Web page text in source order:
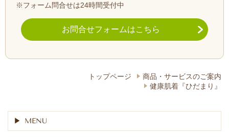
※フォーム問合せは24時間受付中
お問合せフォームはこちら
トップページ
商品・サービスのご案内
健康肌着『ひだまり』
MENU